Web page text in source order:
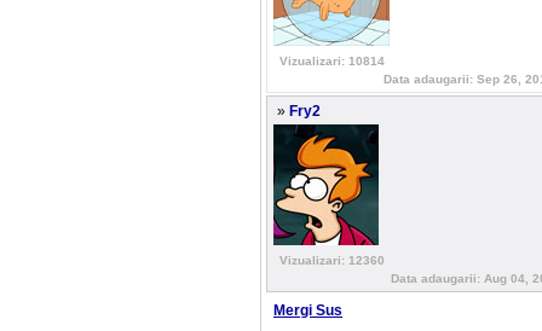
Vizualizari: 10814
Data adaugarii: Sep 26,
» Fry2
Vizualizari: 12360
Data adaugarii: Aug 04,
Mergi Sus